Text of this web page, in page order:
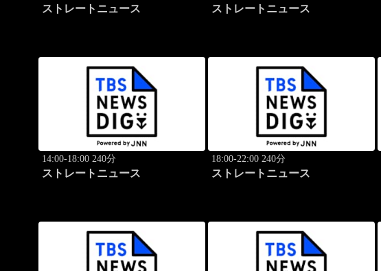
ストレートニュース ストレートニュース
14:00-18:00 240分
ストレートニュース
18:00-22:00 240分
ストレートニュース